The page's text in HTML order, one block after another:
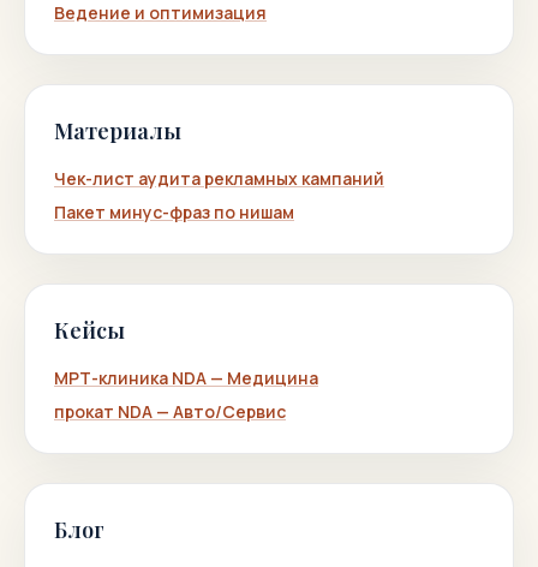
Ведение и оптимизация
Материалы
Чек-лист аудита рекламных кампаний
Пакет минус-фраз по нишам
Кейсы
МРТ-клиника NDA — Медицина
прокат NDA — Авто/Сервис
Блог